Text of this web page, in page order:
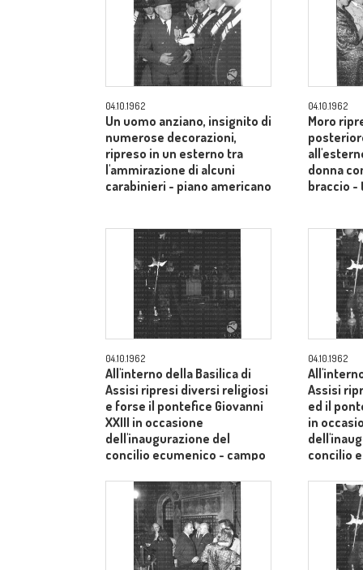
04.10.1962
Un uomo anziano, insignito di
numerose decorazioni,
ripreso in un esterno tra
l'ammirazione di alcuni
carabinieri - piano americano
04.10.1962
Moro
donna
braccio -
04.10.1962
All'interno della Basilica di
Assisi ripresi diversi religiosi
e forse il pontefice Giovanni
XXIII in occasione
dell'inaugurazione del
concilio ecumenico - campo
04.10.1962
Assisi
ed il
in
concilio